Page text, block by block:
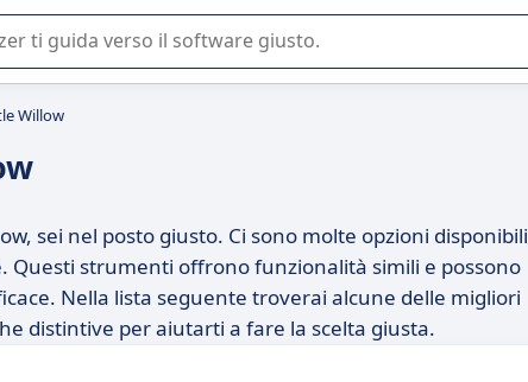
scelta di un software SaaS per la vostra azienda.
Willow
sei nel posto giusto. Ci sono molte opzioni disponibili
Questi strumenti offrono funzionalità simili e possono
Nella lista seguente troverai alcune delle migliori
distintive per aiutarti a fare la scelta giusta.